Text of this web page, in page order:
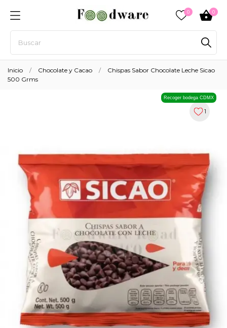
0
0
Inicio Chocolate y Cacao
Chispas Sabor Chocolate Leche Sicao
500 Grms
Recoger bodega CDMX
1